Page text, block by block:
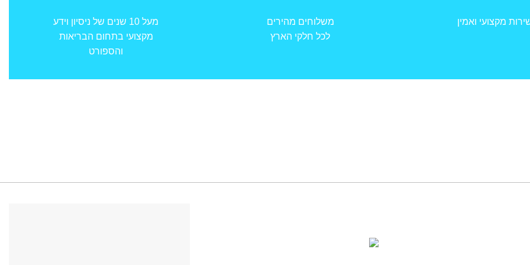
מעל 10 שנים של ניסיון וידע
מקצועי בתחום הבריאות
והספורט
משלוחים מהירים
לכל חלקי הארץ
מקצועי ואמין